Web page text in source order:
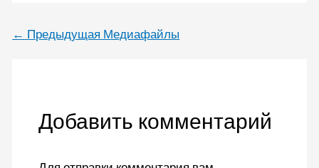
← Предыдущая Медиафайлы
Добавить комментарий